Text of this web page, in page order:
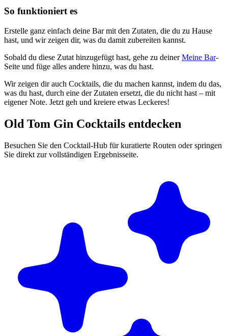
So funktioniert es
Erstelle ganz einfach deine Bar mit den Zutaten, die du zu Hause
hast, und wir zeigen dir, was du damit zubereiten kannst.
Sobald du diese Zutat hinzugefügt hast, gehe zu deinerMeine Bar-
Seite und füge alles andere hinzu, was du hast.
Wir zeigen dir auch Cocktails, die du machen kannst, indem du das,
was du hast, durch eine der Zutaten ersetzt, die du nicht hast – mit
eigener Note. Jetzt geh und kreiere etwas Leckeres!
Old Tom Gin Cocktails entdecken
Besuchen Sie den Cocktail-Hub für kuratierte Routen oder springen
Sie direkt zur vollständigen Ergebnisseite.